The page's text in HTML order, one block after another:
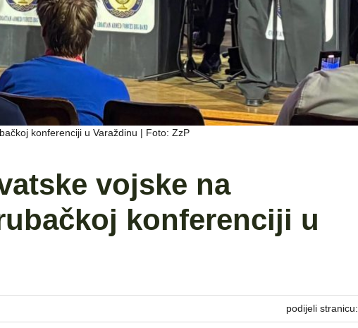
konferenciji u Varaždinu | Foto: ZzP
vojske na
konferenciji u
podijeli stranicu: